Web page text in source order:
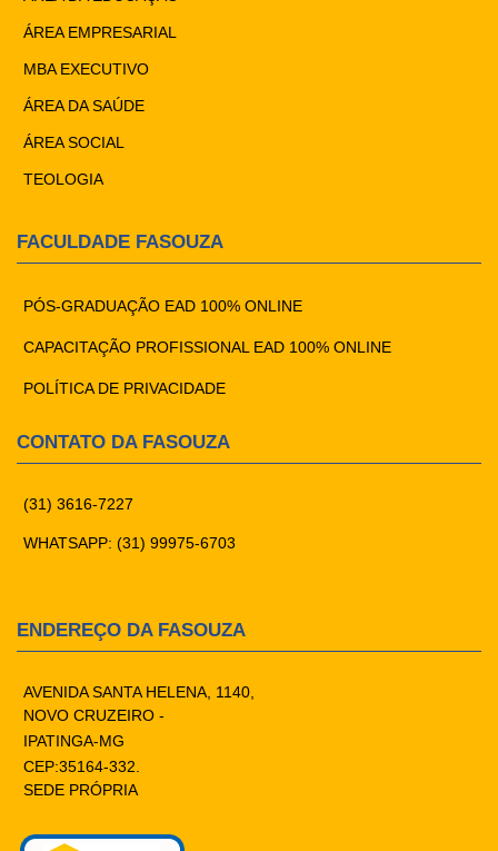
ÁREA EMPRESARIAL
MBA EXECUTIVO
ÁREA DA SAÚDE
ÁREA SOCIAL
TEOLOGIA
FACULDADE FASOUZA
PÓS-GRADUAÇÃO EAD 100% ONLINE
CAPACITAÇÃO PROFISSIONAL EAD 100% ONLINE
POLÍTICA DE PRIVACIDADE
CONTATO DA FASOUZA
(31) 3616-7227
WHATSAPP: (31) 99975-6703
ENDEREÇO DA FASOUZA
AVENIDA SANTA HELENA, 1140,
NOVO CRUZEIRO -
IPATINGA-MG
CEP:35164-332.
SEDE PRÓPRIA